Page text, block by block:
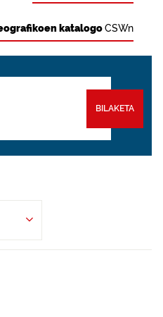
katalogoCSWn
BILAKETA